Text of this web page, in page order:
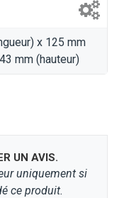
x 125 mm
mm (hauteur)
UN AVIS.
uniquement si
ce produit.